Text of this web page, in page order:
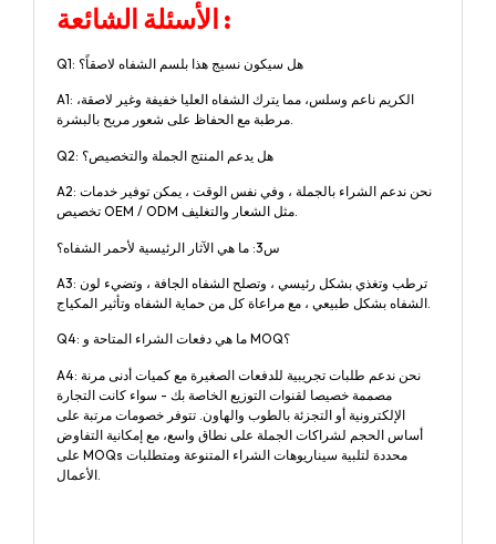
الأسئلة الشائعة :
Q1: هل سيكون نسيج هذا بلسم الشفاه لاصقاً؟
A1: الكريم ناعم وسلس، مما يترك الشفاه العليا خفيفة وغير لاصقة،
مرطبة مع الحفاظ على شعور مريح بالبشرة.
Q2: هل يدعم المنتج الجملة والتخصيص؟
A2: نحن ندعم الشراء بالجملة ، وفي نفس الوقت ، يمكن توفير خدمات
تخصيص OEM / ODM مثل الشعار والتغليف.
س3: ما هي الآثار الرئيسية لأحمر الشفاه؟
A3: ترطب وتغذي بشكل رئيسي ، وتصلح الشفاه الجافة ، وتضيء لون
Q4: ما هي دفعات الشراء المتاحة و MOQ؟
A4: نحن ندعم طلبات تجريبية للدفعات الصغيرة مع كميات أدنى مرنة
مصممة خصيصا لقنوات التوزيع الخاصة بك - سواء كانت التجارة
الإلكترونية أو التجزئة بالطوب والهاون. تتوفر خصومات مرتبة على
أساس الحجم لشراكات الجملة على نطاق واسع، مع إمكانية التفاوض
على MOQs محددة لتلبية سيناريوهات الشراء المتنوعة ومتطلبات